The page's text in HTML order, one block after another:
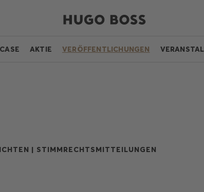
AKTIE VERÖFFENTLICHUNGEN
| STIMMRECHTSMITTEILUNGEN